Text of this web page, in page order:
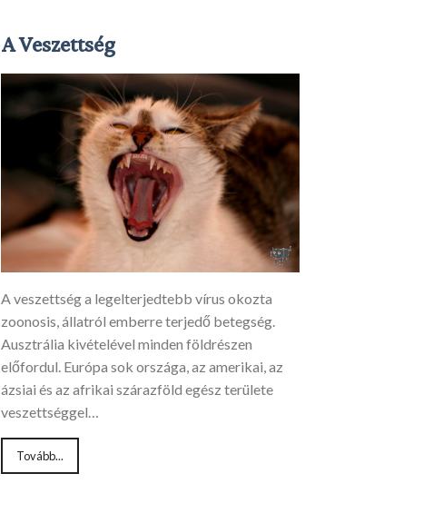
A Veszettség
A veszettség a legelterjedtebb vírus okozta
zoonosis, állatról emberre terjedő betegség.
Ausztrália kivételével minden földrészen
előfordul. Európa sok országa, az amerikai, az
ázsiai és az afrikai szárazföld egész területe
veszettséggel…
Tovább...